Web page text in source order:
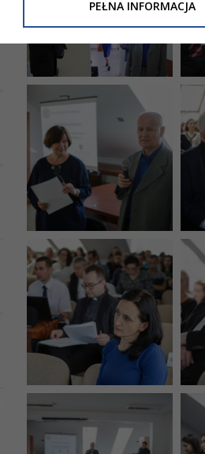
Niniejsza informacja nie
PEŁNA INFORMACJA